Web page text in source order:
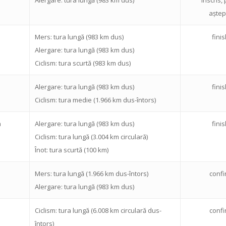
Mers: tura lungă (983 km dus)
Alergare: tura lungă (983 km dus)
Ciclism: tura scurtă (983 km dus)
Alergare: tura lungă (983 km dus)
Ciclism: tura medie (1.966 km dus-întors)
Alergare: tura lungă (983 km dus)
Ciclism: tura lungă (3.004 km circulară)
Înot: tura scurtă (100 km)
Mers: tura lungă (1.966 km dus-întors)
Alergare: tura lungă (983 km dus)
Ciclism: tura lungă (6.008 km circulară dus-
întors)